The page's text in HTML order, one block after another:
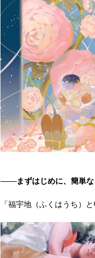
───まずはじめに、簡単な
「福宇地（ふくはうち）